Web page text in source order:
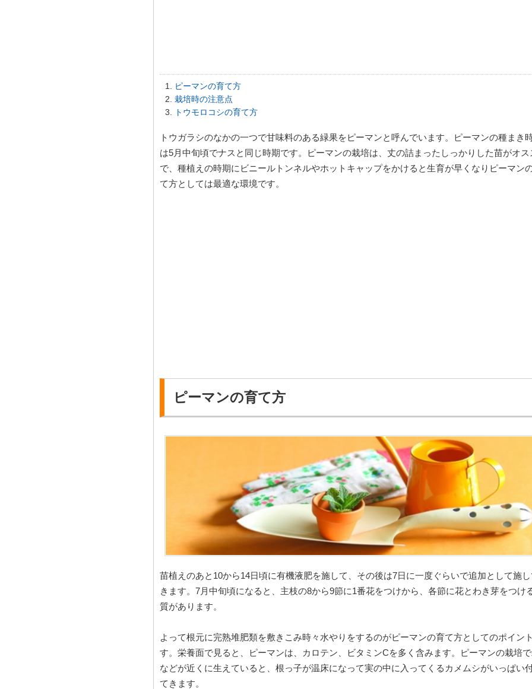
ピーマンの育て方
栽培時の注意点
トウモロコシの育て方
トウガラシのなかの一つで甘味料のある緑果をピーマンと呼んでいます。ピーマンの種まき
は5月中旬頃でナスと同じ時期です。ピーマンの栽培は、丈の詰まったしっかりした苗がオス
で、種植えの時期にビニールトンネルやホットキャップをかけると生育が早くなりピーマン
て方としては最適な環境です。
ピーマンの育て方
苗植えのあと10から14日頃に有機液肥を施して、その後は7日に一度ぐらいで追加として施
きます。7月中旬頃になると、主枝の8から9節に1番花をつけから、各節に花とわき芽をつけ
質があります。
よって根元に完熟堆肥類を敷きこみ時々水やりをするのがピーマンの育て方としてのポイン
す。栄養面で見ると、ピーマンは、カロテン、ビタミンCを多く含みます。ピーマンの栽培
などが近くに生えていると、根っ子が温床になって実の中に入ってくるカメムシがいっぱい
てきます。